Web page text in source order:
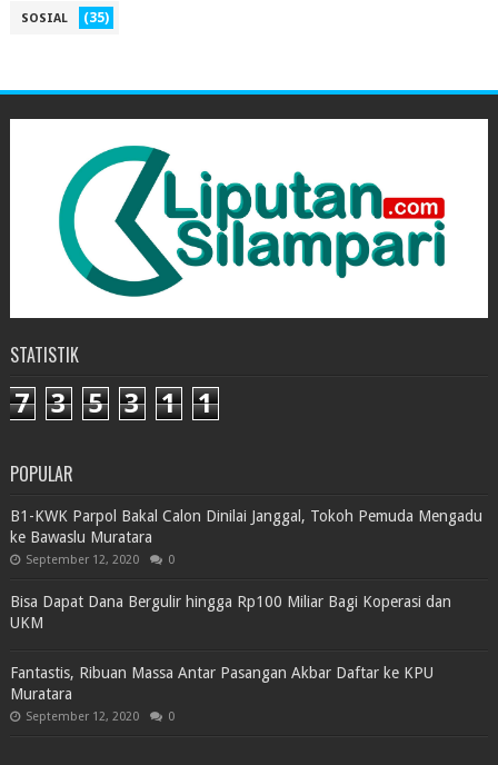
SOSIAL (35)
STATISTIK
7 3 5 3 1 1
POPULAR
B1-KWK Parpol Bakal Calon Dinilai Janggal, Tokoh Pemuda Mengadu
ke Bawaslu Muratara
September 12, 2020 0
Bisa Dapat Dana Bergulir hingga Rp100 Miliar Bagi Koperasi dan
UKM
Fantastis, Ribuan Massa Antar Pasangan Akbar Daftar ke KPU
Muratara
September 12, 2020 0